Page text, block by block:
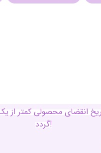
انقضای محصولی کمتر
گردد!